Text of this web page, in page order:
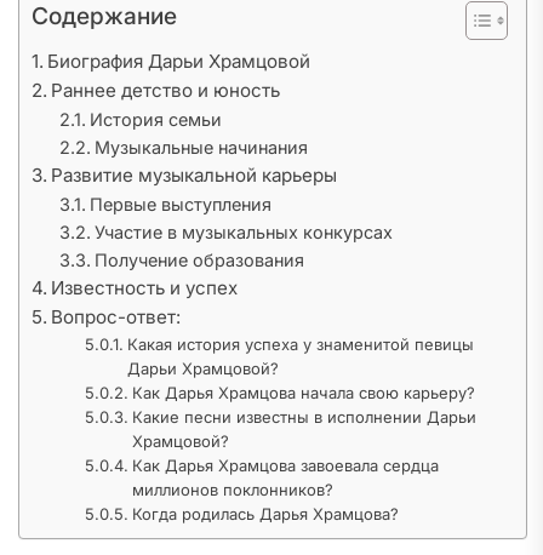
Содержание
Биография Дарьи Храмцовой
Раннее детство и юность
История семьи
Музыкальные начинания
Развитие музыкальной карьеры
Первые выступления
Участие в музыкальных конкурсах
Получение образования
Известность и успех
Вопрос-ответ:
Какая история успеха у знаменитой певицы
Дарьи Храмцовой?
Как Дарья Храмцова начала свою карьеру?
Какие песни известны в исполнении Дарьи
Храмцовой?
Как Дарья Храмцова завоевала сердца
миллионов поклонников?
Когда родилась Дарья Храмцова?